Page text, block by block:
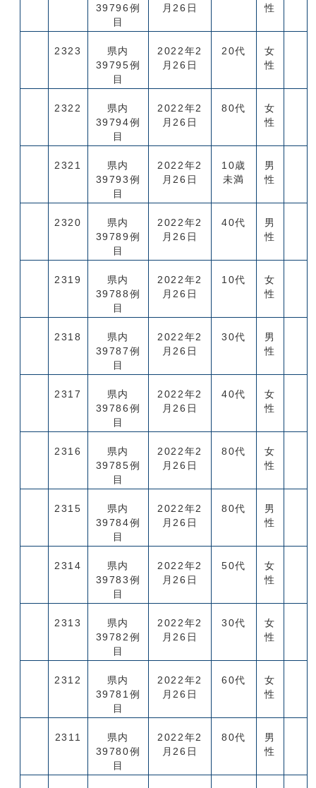
39796例
目
月26日
性
2323
県内
39795例
目
2022年2
月26日
20代
女
性
2322
県内
39794例
目
2022年2
月26日
80代
女
性
2321
県内
39793例
目
2022年2
月26日
10歳
未満
男
性
2320
県内
39789例
目
2022年2
月26日
40代
男
性
2319
県内
39788例
目
2022年2
月26日
10代
女
性
2318
県内
39787例
目
2022年2
月26日
30代
男
性
2317
県内
39786例
目
2022年2
月26日
40代
女
性
2316
県内
39785例
目
2022年2
月26日
80代
女
性
2315
県内
39784例
目
2022年2
月26日
80代
男
性
2314
県内
39783例
目
2022年2
月26日
50代
女
性
2313
県内
39782例
目
2022年2
月26日
30代
女
性
2312
県内
39781例
目
2022年2
月26日
60代
女
性
2311
県内
39780例
目
2022年2
月26日
80代
男
性